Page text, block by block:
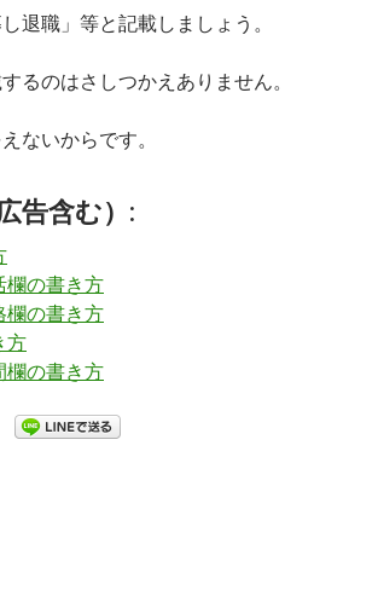
退職」等と記載しましょう。
るのはさしつかえありません。
ないからです。
告含む）:
欄の書き方
欄の書き方
方
欄の書き方